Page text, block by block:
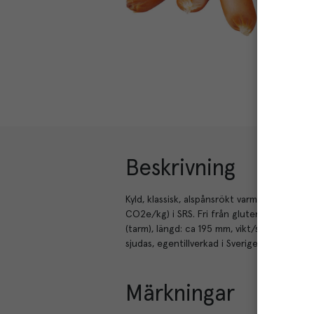
Beskrivning
Kyld, klassisk, alspånsrökt varmkorv av
CO2e/kg) i SRS. Fri från gluten, laktos,
(tarm), längd: ca 195 mm, vikt/st: 45g,
sjudas, egentillverkad i Sverige (Sköllersta).
Märkningar